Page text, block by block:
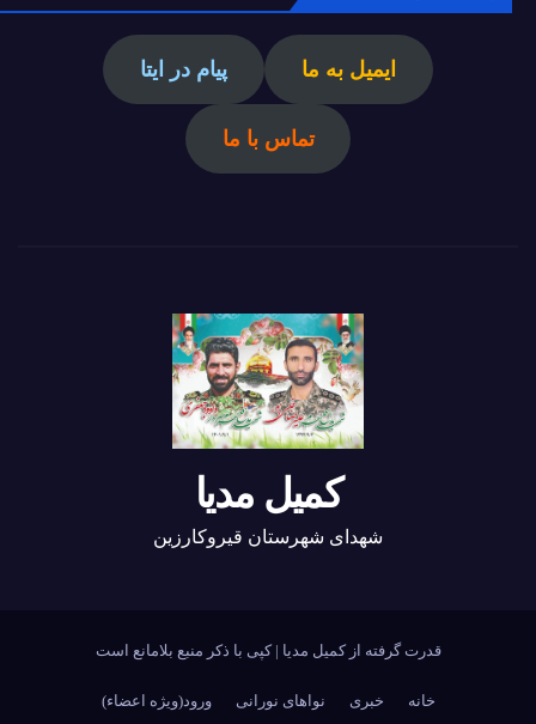
ایمیل به ما پیام در ایتا
تماس با ما
کمیل مدیا
شهدای شهرستان قیروکارزین
قدرت گرفته از کمیل مدیا |کپی با ذکر منبع بلامانع است
خانه خبری نواهای نورانی ورود(ویژه اعضاء)